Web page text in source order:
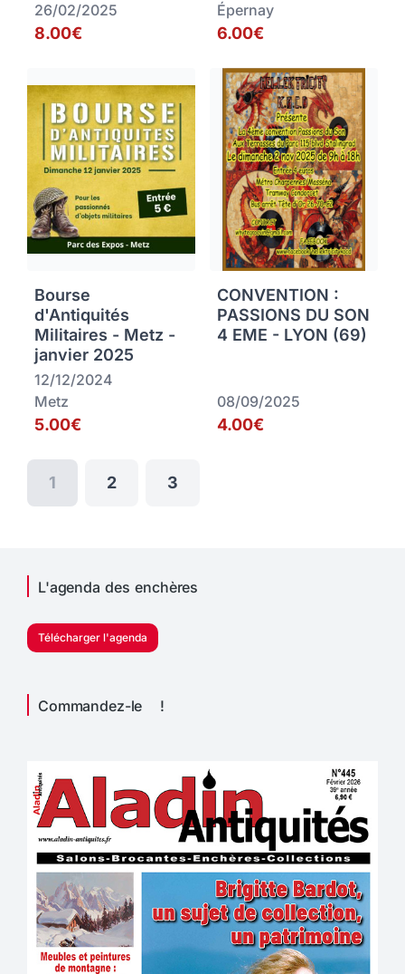
26/02/2025
8.00€
Épernay
6.00€
Bourse
d'Antiquités
Militaires - Metz -
janvier 2025
12/12/2024
Metz
5.00€
CONVENTION :
PASSIONS DU SON
4 EME - LYON (69)
08/09/2025
4.00€
1 2 3
L'agenda des enchères
Télécharger l'agenda
Commandez-le !